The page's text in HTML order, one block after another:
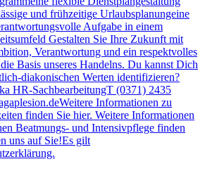
und frühzeitige Urlaubsplanungeine
Aufgabe in einem
Gestalten Sie Ihre Zukunft mit
Verantwortung und ein respektvolles
Basis unseres Handelns. Du kannst Dich
diakonischen Werten identifizieren?
HR-SachbearbeitungT (0371) 2435
Informationen zu
finden Sie hier. Weitere Informationen
Beatmungs- und Intensivpflege finden
uns auf Sie!Es gilt